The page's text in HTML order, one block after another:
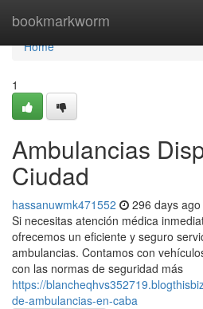
bookmarkworm
Home
Home
1
Ambulancias
Ciudad
hassanuwmk471552 296 days ago
Si necesitas atención médica
ofrecemos un eficiente y seguro
ambulancias. Contamos con
con las normas de seguridad más
https://
de-ambulancias-en-caba